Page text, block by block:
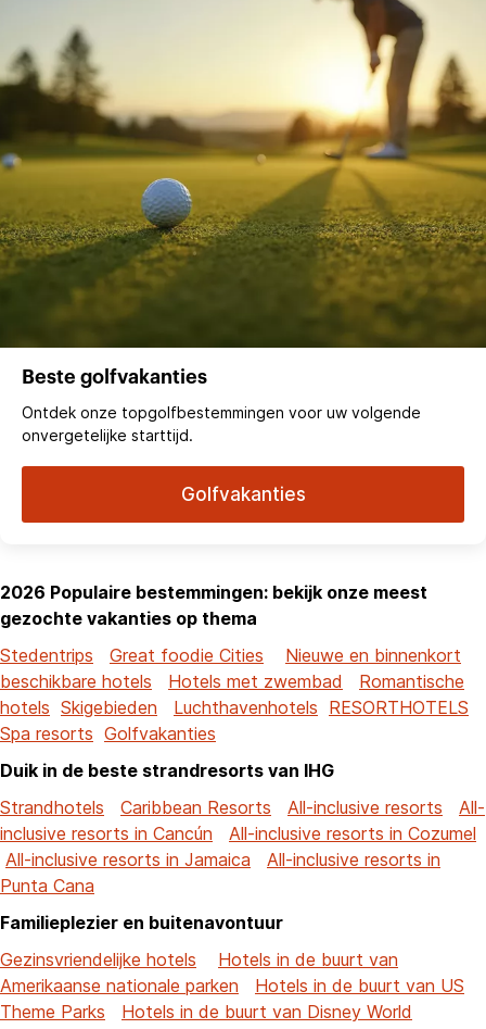
Beste golfvakanties
Ontdek onze topgolfbestemmingen voor uw volgende
onvergetelijke starttijd.
Golfvakanties
2026 Populaire bestemmingen: bekijk onze meest
gezochte vakanties op thema
Stedentrips
Great foodie Cities
Nieuwe en binnenkort
beschikbare hotels
Hotels met zwembad
Romantische
hotels Skigebieden Luchthavenhotels RESORTHOTELS
Spa resorts Golfvakanties
Duik in de beste strandresorts van IHG
Strandhotels
Caribbean Resorts All-inclusive resorts
All-
inclusive resorts in Cancún
All-inclusive resorts in Cozumel
All-inclusive resorts in Jamaica
All-inclusive resorts in
Punta Cana
Familieplezier en buitenavontuur
Gezinsvriendelijke hotels
Hotels in de buurt van
Amerikaanse nationale parken
Hotels in de buurt van US
Theme Parks
Hotels in de buurt van Disney World